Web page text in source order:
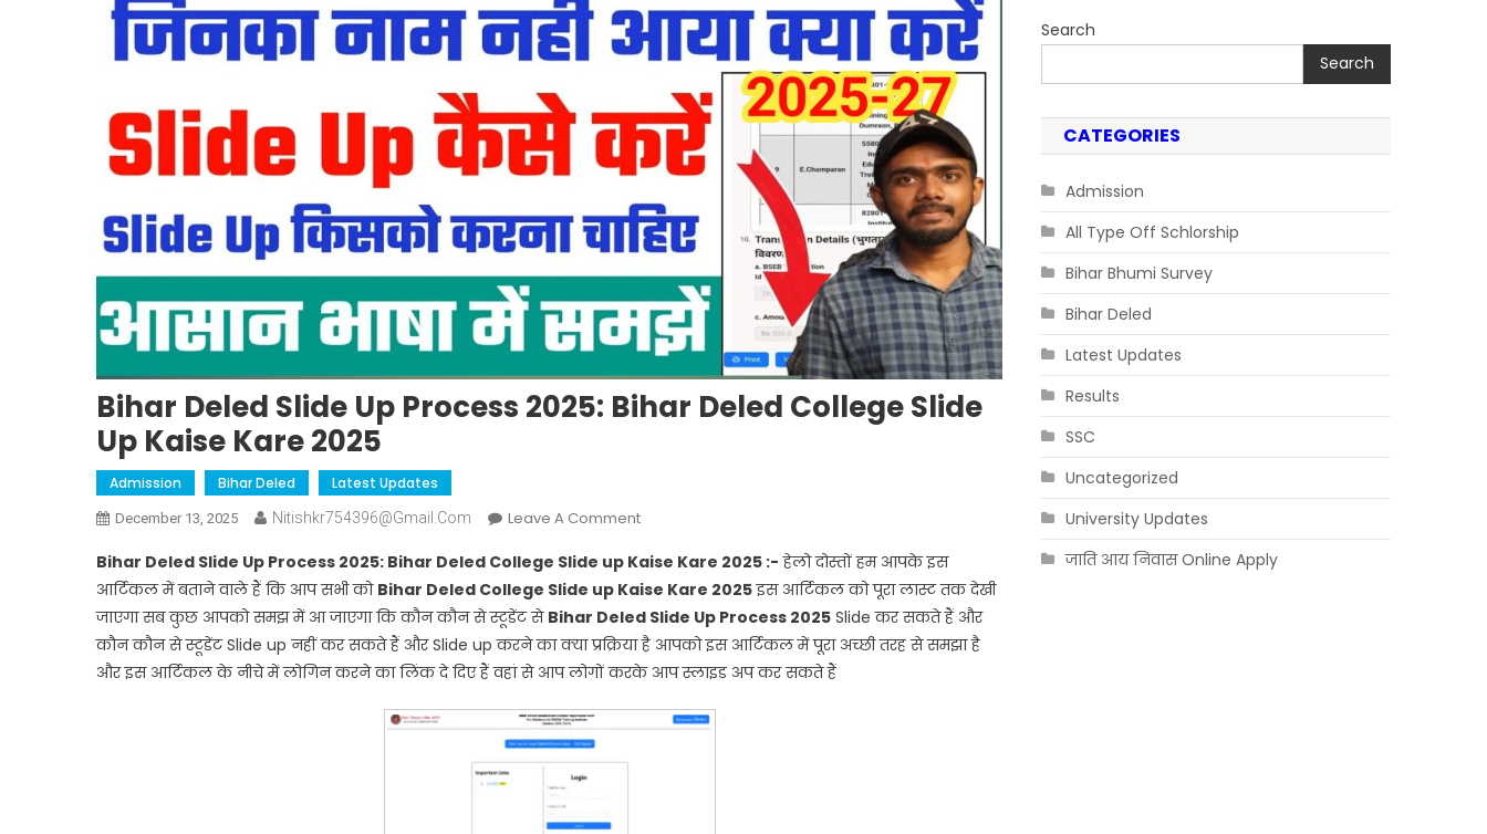
Bihar Deled Slide Up Process 2025: Bihar Deled College Slide
Up Kaise Kare 2025
Admission Bihar Deled Latest Updates
December 13, 2025 Nitishkr754396@gmail.com Leave A CommentOn
Deled
Slide
Up
Process
2025:
Deled
Bihar Deled Slide Up Process 2025: Bihar Deled College Slide up Kaise Kare 2025 :- हेलो दोस्तों हम आपके इस
आर्टिकल में बताने वाले हैं कि आप सभी को Bihar Deled College Slide up Kaise Kare 2025इस आर्टिकल को पूरा लास्ट तक देखी
जाएगा सब कुछ आपको समझ में आ जाएगा कि कौन कौन से स्टूडेंट से Bihar Deled Slide Up Process 2025 Slide कर सकते हैं और
कौन कौन से स्टूडेंट Slide up नहीं कर सकते हैं और Slide up करने का क्या प्रक्रिया है आपको इस आर्टिकल में पूरा अच्छी तरह से समझा है
और इस आर्टिकल के नीचे में लोगिन करने का लिंक दे दिए हैं वहां से आप लोगों करके आप स्लाइड अप कर सकते हैं
Search
Search
CATEGORIES
Admission
All Type Off Schlorship
Bihar Bhumi Survey
Bihar Deled
Latest Updates
Results
SSC
Uncategorized
University Updates
जाति आय निवास Online Apply